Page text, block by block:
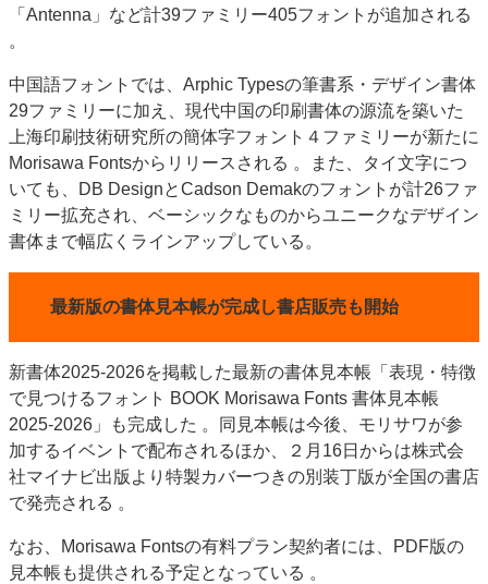
「Antenna」など計39ファミリー405フォントが追加される
。
中国語フォントでは、Arphic Typesの筆書系・デザイン書体
29ファミリーに加え、現代中国の印刷書体の源流を築いた
上海印刷技術研究所の簡体字フォント４ファミリーが新たに
Morisawa Fontsからリリースされる 。また、タイ文字につ
いても、DB DesignとCadson Demakのフォントが計26ファ
ミリー拡充され、ベーシックなものからユニークなデザイン
書体まで幅広くラインアップしている。
最新版の書体見本帳が完成し書店販売も開始
新書体2025-2026を掲載した最新の書体見本帳「表現・特徴
で見つけるフォント BOOK Morisawa Fonts 書体見本帳
2025-2026」も完成した 。同見本帳は今後、モリサワが参
加するイベントで配布されるほか、２月16日からは株式会
社マイナビ出版より特製カバーつきの別装丁版が全国の書店
で発売される 。
なお、Morisawa Fontsの有料プラン契約者には、PDF版の
見本帳も提供される予定となっている 。